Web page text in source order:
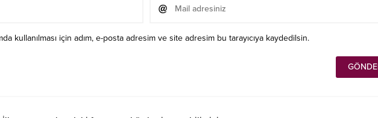
kullanılması için adım, e-posta adresim ve site adresim bu tarayıcıya kaydedilsin.